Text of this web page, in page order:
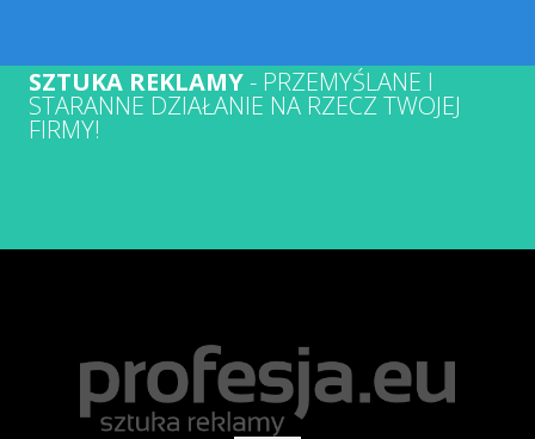
SZTUKA REKLAMY- PRZEMYŚLANE I
STARANNE DZIAŁANIE NA RZECZ TWOJEJ
FIRMY!